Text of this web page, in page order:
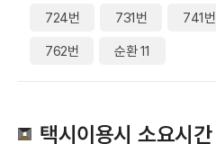
724번
731번 741번
762번
순환 11
택시이용시 소요시간